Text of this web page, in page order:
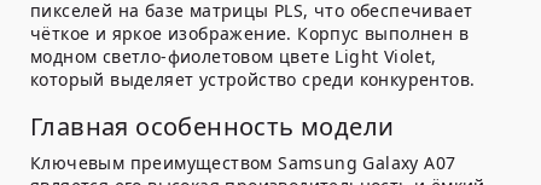
пикселей на базе матрицы PLS, что обеспечивает
чёткое и яркое изображение. Корпус выполнен в
модном светло-фиолетовом цвете Light Violet,
который выделяет устройство среди конкурентов.
Главная особенность модели
Ключевым преимуществом Samsung Galaxy A07